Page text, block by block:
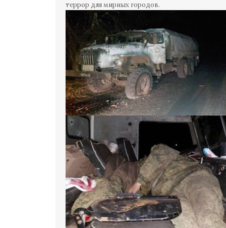
террор для мирных городов.